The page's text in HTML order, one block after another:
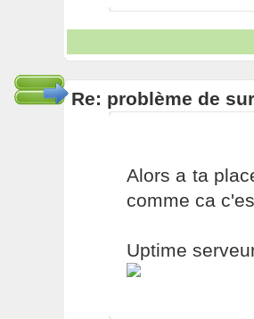
Re: problème de
Alors a ta
comme ca
Uptime